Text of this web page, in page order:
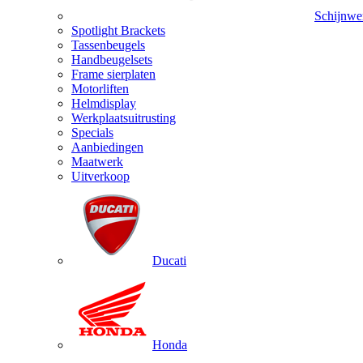
Spotlight Brackets
Tassenbeugels
Handbeugelsets
Frame sierplaten
Motorliften
Helmdisplay
Werkplaatsuitrusting
Specials
Aanbiedingen
Maatwerk
Uitverkoop
Ducati
Honda